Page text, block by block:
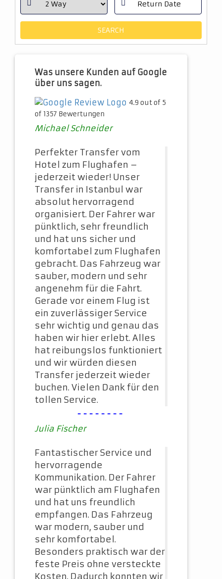
Was unsere Kunden auf Google
über uns sagen.
4.9 out of 5
of 1357 Bewertungen
Michael Schneider
Perfekter Transfer vom
Hotel zum Flughafen –
jederzeit wieder! Unser
Transfer in Istanbul war
absolut hervorragend
organisiert. Der Fahrer war
pünktlich, sehr freundlich
und hat uns sicher und
komfortabel zum Flughafen
gebracht. Das Fahrzeug war
sauber, modern und sehr
angenehm für die Fahrt.
Gerade vor einem Flug ist
ein zuverlässiger Service
sehr wichtig und genau das
haben wir hier erlebt. Alles
hat reibungslos funktioniert
und wir würden diesen
Transfer jederzeit wieder
buchen. Vielen Dank für den
tollen Service.
--------
Julia Fischer
Fantastischer Service und
hervorragende
Kommunikation. Der Fahrer
war pünktlich am Flughafen
und hat uns freundlich
empfangen. Das Fahrzeug
war modern, sauber und
sehr komfortabel.
Besonders praktisch war der
feste Preis ohne versteckte
Kosten. Dadurch konnten wir